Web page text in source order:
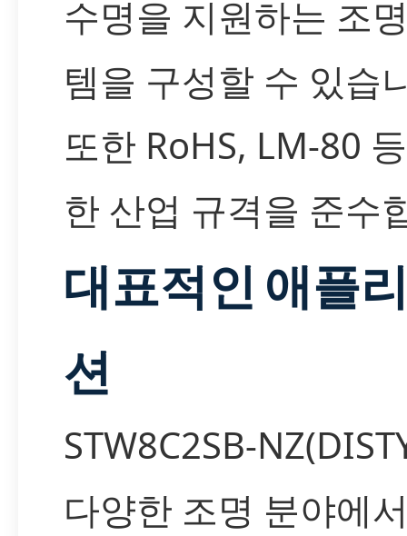
수명을 지원하는 조
템을 구성할 수 있습
또한 RoHS, LM-80
한 산업 규격을 준수
대표적인 애플
션
STW8C2SB-
다양한 조명 분야에